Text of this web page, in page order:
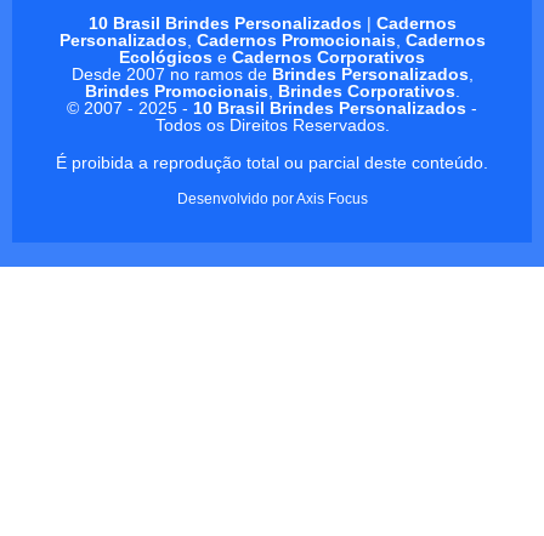
10 Brasil Brindes Personalizados| Cadernos
Personalizados, Cadernos Promocionais, Cadernos
Ecológicos e Cadernos Corporativos
Desde 2007 no ramos de Brindes Personalizados,
Brindes Promocionais, Brindes Corporativos.
© 2007 - 2025 - 10 Brasil Brindes Personalizados -
Todos os Direitos Reservados.
É proibida a reprodução total ou parcial deste conteúdo.
Desenvolvido porAxis Focus